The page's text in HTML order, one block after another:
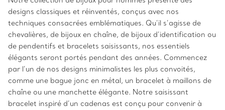
designs classiques et réinventés, conçus avec nos
techniques consacrées emblématiques. Qu’il s’agisse de
chevalières, de bijoux en chaîne, de bijoux d’identification ou
de pendentifs et bracelets saisissants, nos essentiels
élégants seront portés pendant des années. Commencez
par l’un de nos designs minimalistes les plus convoités,
comme une bague jonc en métal, un bracelet à maillons de
chaîne ou une manchette élégante. Notre saisissant
bracelet inspiré d’un cadenas est conçu pour convenir à